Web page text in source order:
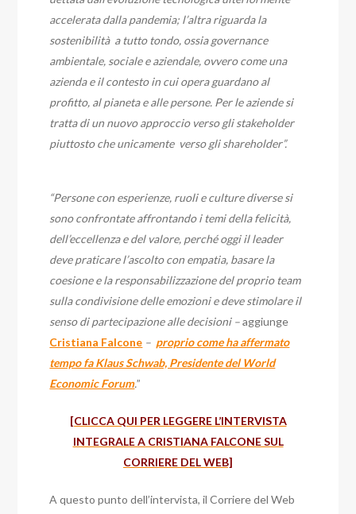
accelerata dalla pandemia; l’altra riguarda la
sostenibilità a tutto tondo, ossia governance
ambientale, sociale e aziendale, ovvero come una
azienda e il contesto in cui opera guardano al
profitto, al pianeta e alle persone. Per le aziende si
tratta di un nuovo approccio verso gli stakeholder
piuttosto che unicamente verso gli shareholder”.
“Persone con esperienze, ruoli e culture diverse si
sono confrontate affrontando i temi della felicità,
dell’eccellenza e del valore, perché oggi il leader
deve praticare l’ascolto con empatia, basare la
coesione e la responsabilizzazione del proprio team
sulla condivisione delle emozioni e deve stimolare il
senso di partecipazione alle decisioni –aggiunge
Cristiana Falcone – proprio come ha affermato
tempo fa Klaus Schwab, Presidente del World
Economic Forum.”
[CLICCA QUI PER LEGGERE L’INTERVISTA
INTEGRALE A CRISTIANA FALCONE SUL
CORRIERE DEL WEB]
A questo punto dell’intervista, il Corriere del Web